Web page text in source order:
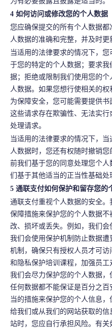
4 如何访问或修改您的个人数据
您应确保提交的所有个人数据
人数据的准确和完整，并及时更
当适用的法律要求的情况下，
于您的特定的个人数据；要求
据；拒绝或限制我们使用您的
人数据。如果您想行使相关的权
为保障安全，您可能需要提供
这些请求存在欺骗性、无法实
处理请求。
当适用的法律要求的情况下，
人数据时，您还有权随时撤销
前我们基于您的同意处理您个
们基于其他适当的正当性基础处
5 通联支付如何保护和留存您的
通联支付重视个人数据的安全
保障措施来保护您的个人数据
改、损坏或丢失。例如，我们会
我们会使用保护机制防止数据
机制，确保只有授权人员才可
和隐私保护培训课程，加强员工
我们会尽力保护您的个人数据
任何数据都不能保证是百分之
当的措施来保护您的个人信息
给我们或从我们的网站获取的
站时，您应自行承担风险。有